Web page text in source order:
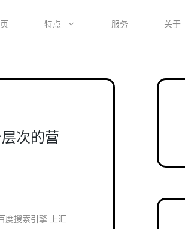
特点 服务 关于
次的营
度搜索引擎 上汇